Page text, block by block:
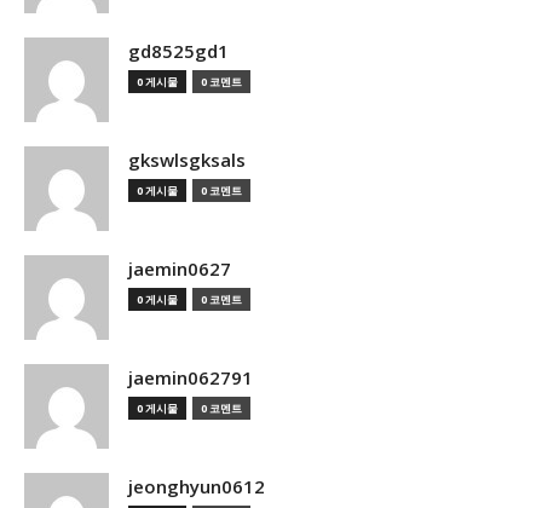
gd8525gd1
0 게시물 0 코멘트
gkswlsgksals
0 게시물 0 코멘트
jaemin0627
0 게시물 0 코멘트
jaemin062791
0 게시물 0 코멘트
jeonghyun0612